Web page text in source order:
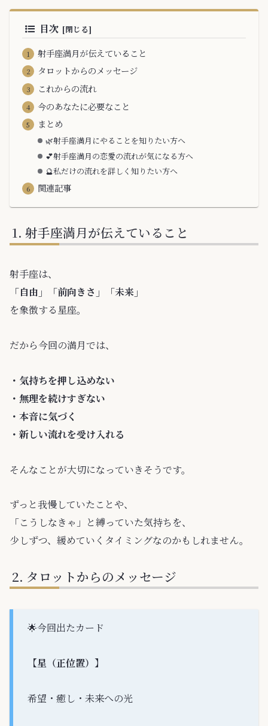
目次
射手座満月が伝えていること
タロットからのメッセージ
これからの流れ
今のあなたに必要なこと
まとめ
🌿射手座満月にやることを知りたい方へ
💕射手座満月の恋愛の流れが気になる方へ
🔮私だけの流れを詳しく知りたい方へ
関連記事
射手座満月が伝えていること
射手座は、
「自由」「前向きさ」「未来」
を象徴する星座。
だから今回の満月では、
・気持ちを押し込めない
・無理を続けすぎない
・本音に気づく
・新しい流れを受け入れる
そんなことが大切になっていきそうです。
ずっと我慢していたことや、
「こうしなきゃ」と縛っていた気持ちを、
少しずつ、緩めていくタイミングなのかもしれません。
タロットからのメッセージ
🌟今回出たカード
【星（正位置）】
希望・癒し・未来への光